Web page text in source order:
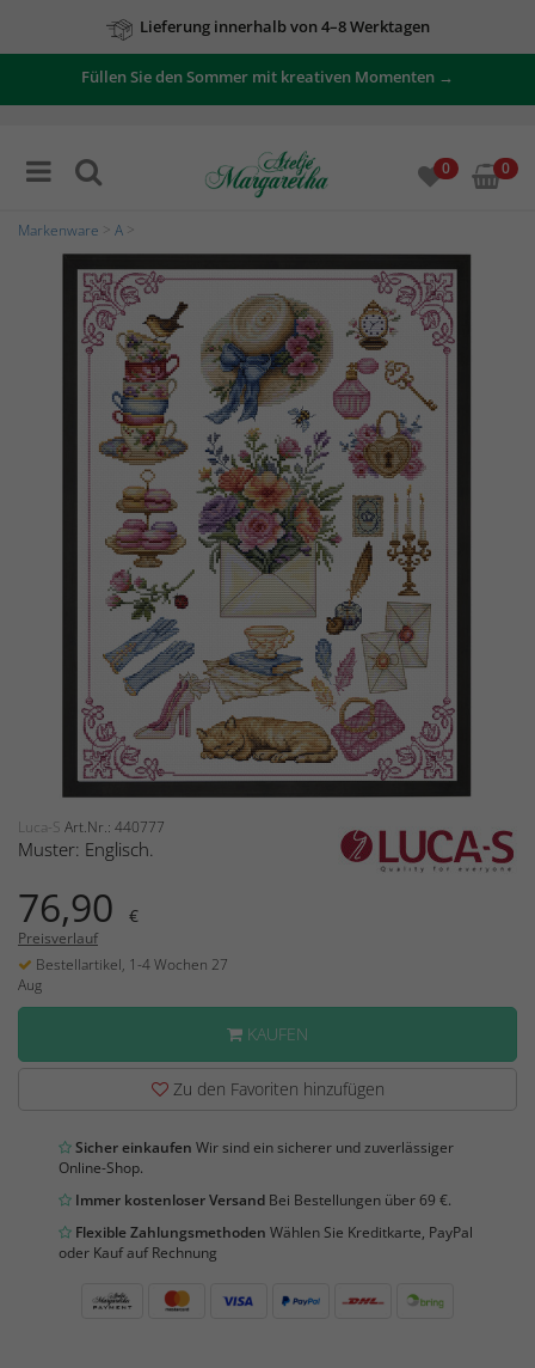
Lieferung innerhalb von 4–8 Werktagen
Zu unseren Angeboten
Füllen Sie den Sommer mit kreativen Momenten →
0 0
Markenware A
Luca-S Art.Nr.: 440777
Muster: Englisch.
76,90 €
Preisverlauf
Bestellartikel, 1-4 Wochen 27
Aug
KAUFEN
Zu den Favoriten hinzufügen
Sicher einkaufen Wir sind ein sicherer und zuverlässiger
Online-Shop.
Immer kostenloser Versand Bei Bestellungen über 69 €.
Flexible Zahlungsmethoden Wählen Sie Kreditkarte, PayPal
oder Kauf auf Rechnung